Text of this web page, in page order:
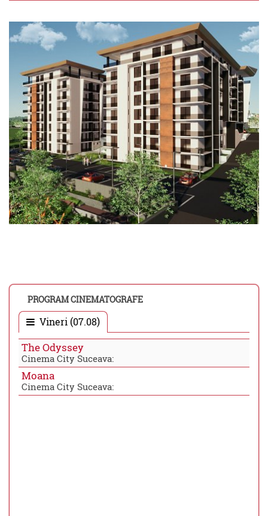
PROGRAM CINEMATOGRAFE
Vineri (07.08)
The Odyssey
Cinema City Suceava:
Moana
Cinema City Suceava: